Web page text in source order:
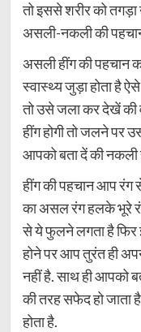
तो इससे शरीर को
असली-नकली की
असली हींग की पहचान
स्वास्थ्य जुड़ा होता है
तो उसे जला कर देखें की
हींग होगी तो जलने पर
आपको बता दें की नकली
हींग की पहचान आप रंग
का असल रंग हलके भूरे रंग
से ये फुलने लगता है फिर
होने पर आप तुरंत ही
नहीं है. साथ ही आपको
की तरह सफेद हो जाता
होता है.